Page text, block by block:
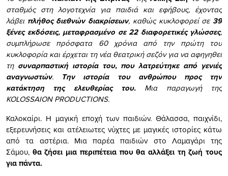
σταθμός στη λογοτεχνία για παιδιά και εφήβους, έχοντας
λάβει πλήθος διεθνών διακρίσεων, καθώς κυκλοφορεί σε39
ξένες εκδόσεις, μεταφρασμένο σε 22 διαφορετικές γλώσσες,
συμπλήρωσε πρόσφατα 60 χρόνια από την πρώτη του
κυκλοφορία και έρχεται τη νέα θεατρική σεζόν για να αφηγηθεί
τη συναρπαστική ιστορία του, που λατρεύτηκε από γενιές
αναγνωστών. Την ιστορία του ανθρώπου προς την
κατάκτηση της ελευθερίας του. Μια παραγωγή της
KOLOSSAION PRODUCTIONS.
Καλοκαίρι. Η μαγική εποχή των παιδιών. Θάλασσα, παιχνίδι,
εξερευνήσεις και ατέλειωτες νύχτες με μαγικές ιστορίες κάτω
από τα αστέρια. Μια παρέα παιδιών στο Λαμαγάρι της
Σάμου, θα ζήσει μια περιπέτεια που θα αλλάξει τη ζωή τους
για πάντα.